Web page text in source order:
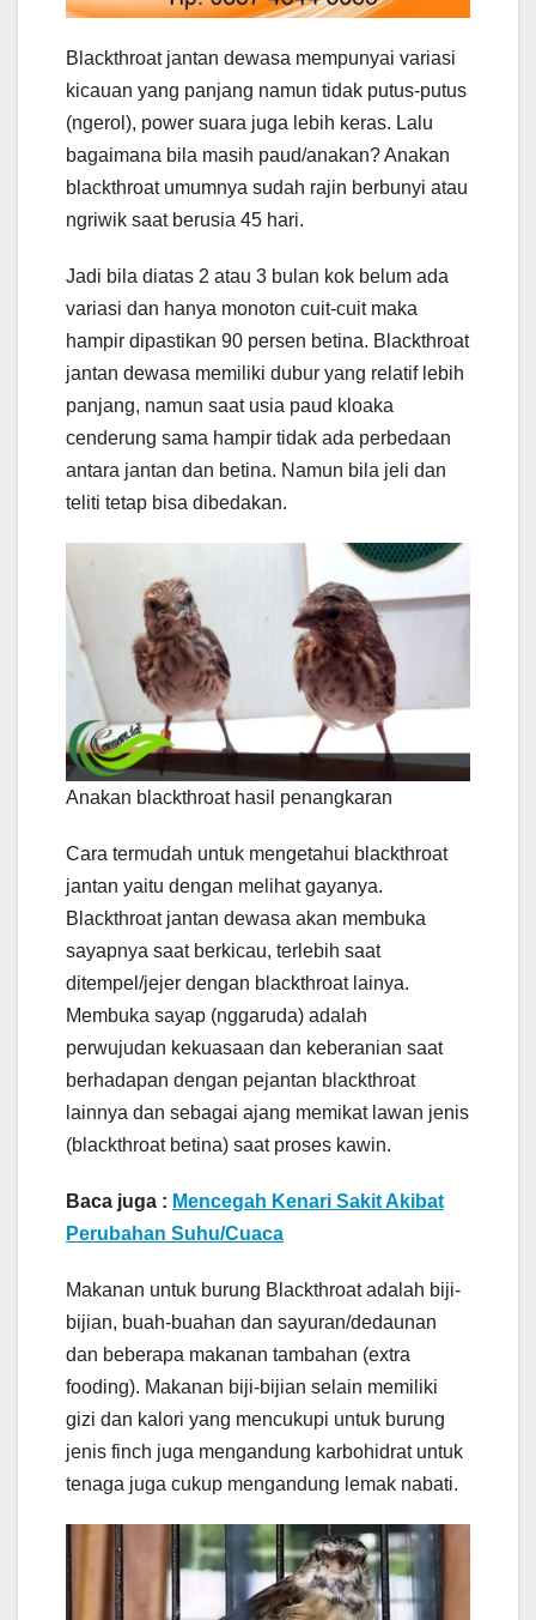
Blackthroat jantan dewasa mempunyai variasi
kicauan yang panjang namun tidak putus-putus
(ngerol), power suara juga lebih keras. Lalu
bagaimana bila masih paud/anakan? Anakan
blackthroat umumnya sudah rajin berbunyi atau
ngriwik saat berusia 45 hari.
Jadi bila diatas 2 atau 3 bulan kok belum ada
variasi dan hanya monoton cuit-cuit maka
hampir dipastikan 90 persen betina. Blackthroat
jantan dewasa memiliki dubur yang relatif lebih
panjang, namun saat usia paud kloaka
cenderung sama hampir tidak ada perbedaan
antara jantan dan betina. Namun bila jeli dan
teliti tetap bisa dibedakan.
Anakan blackthroat hasil penangkaran
Cara termudah untuk mengetahui blackthroat
jantan yaitu dengan melihat gayanya.
Blackthroat jantan dewasa akan membuka
sayapnya saat berkicau, terlebih saat
ditempel/jejer dengan blackthroat lainya.
Membuka sayap (nggaruda) adalah
perwujudan kekuasaan dan keberanian saat
berhadapan dengan pejantan blackthroat
lainnya dan sebagai ajang memikat lawan jenis
(blackthroat betina) saat proses kawin.
Baca juga : Mencegah Kenari Sakit Akibat
Perubahan Suhu/Cuaca
Makanan untuk burung Blackthroat adalah biji-
bijian, buah-buahan dan sayuran/dedaunan
dan beberapa makanan tambahan (extra
fooding). Makanan biji-bijian selain memiliki
gizi dan kalori yang mencukupi untuk burung
jenis finch juga mengandung karbohidrat untuk
tenaga juga cukup mengandung lemak nabati.